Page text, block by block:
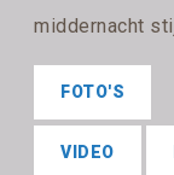
middernacht
FOTO'S
VIDEO